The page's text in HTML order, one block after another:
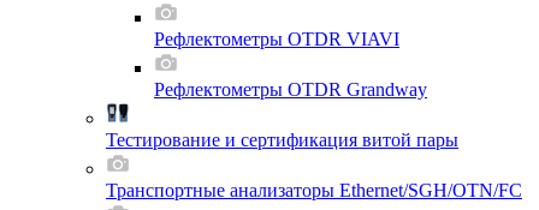
Рефлектометры OTDR VIAVI
Рефлектометры OTDR Grandway
Тестирование и сертификация витой пары
Транспортные анализаторы Ethernet/SGH/OTN/FC